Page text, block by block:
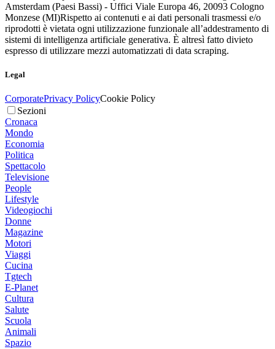
Amsterdam (Paesi Bassi) - Uffici Viale Europa 46, 20093 Cologno
Monzese (MI)Rispetto ai contenuti e ai dati personali trasmessi e/o
riprodotti è vietata ogni utilizzazione funzionale all’addestramento di
sistemi di intelligenza artificiale generativa. È altresì fatto divieto
espresso di utilizzare mezzi automatizzati di data scraping.
Legal
CorporatePrivacy PolicyCookie Policy
Sezioni
Cronaca
Mondo
Economia
Politica
Spettacolo
Televisione
People
Lifestyle
Videogiochi
Donne
Magazine
Motori
Viaggi
Cucina
Tgtech
E-Planet
Cultura
Salute
Scuola
Animali
Spazio